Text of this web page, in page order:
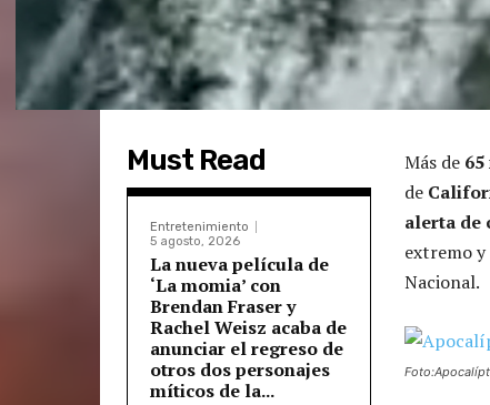
Must Read
Entretenimiento
5 agosto, 2026
La nueva película de
‘La momia’ con
Brendan Fraser y
Rachel Weisz acaba de
anunciar el regreso de
otros dos personajes
míticos de la...
Más de
de
alerta de
extremo
Nacional.